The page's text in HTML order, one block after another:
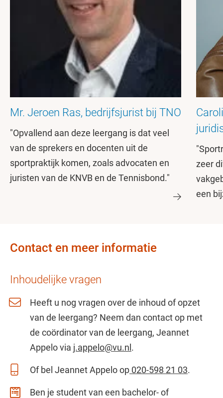
Mr. Jeroen Ras, bedrijfsjurist bij TNO
"Opvallend aan deze leergang is dat veel
van de sprekers en docenten uit de
sportpraktijk komen, zoals advocaten en
juristen van de KNVB en de Tennisbond."
zeer
een
Contact en meer informatie
Inhoudelijke vragen
Heeft u nog vragen over de inhoud of opzet
van de leergang? Neem dan contact op met
de coördinator van de leergang, Jeannet
Appelo via j.appelo@vu.nl.
Of bel Jeannet Appelo op 020-598 21 03.
Ben je student van een bachelor- of